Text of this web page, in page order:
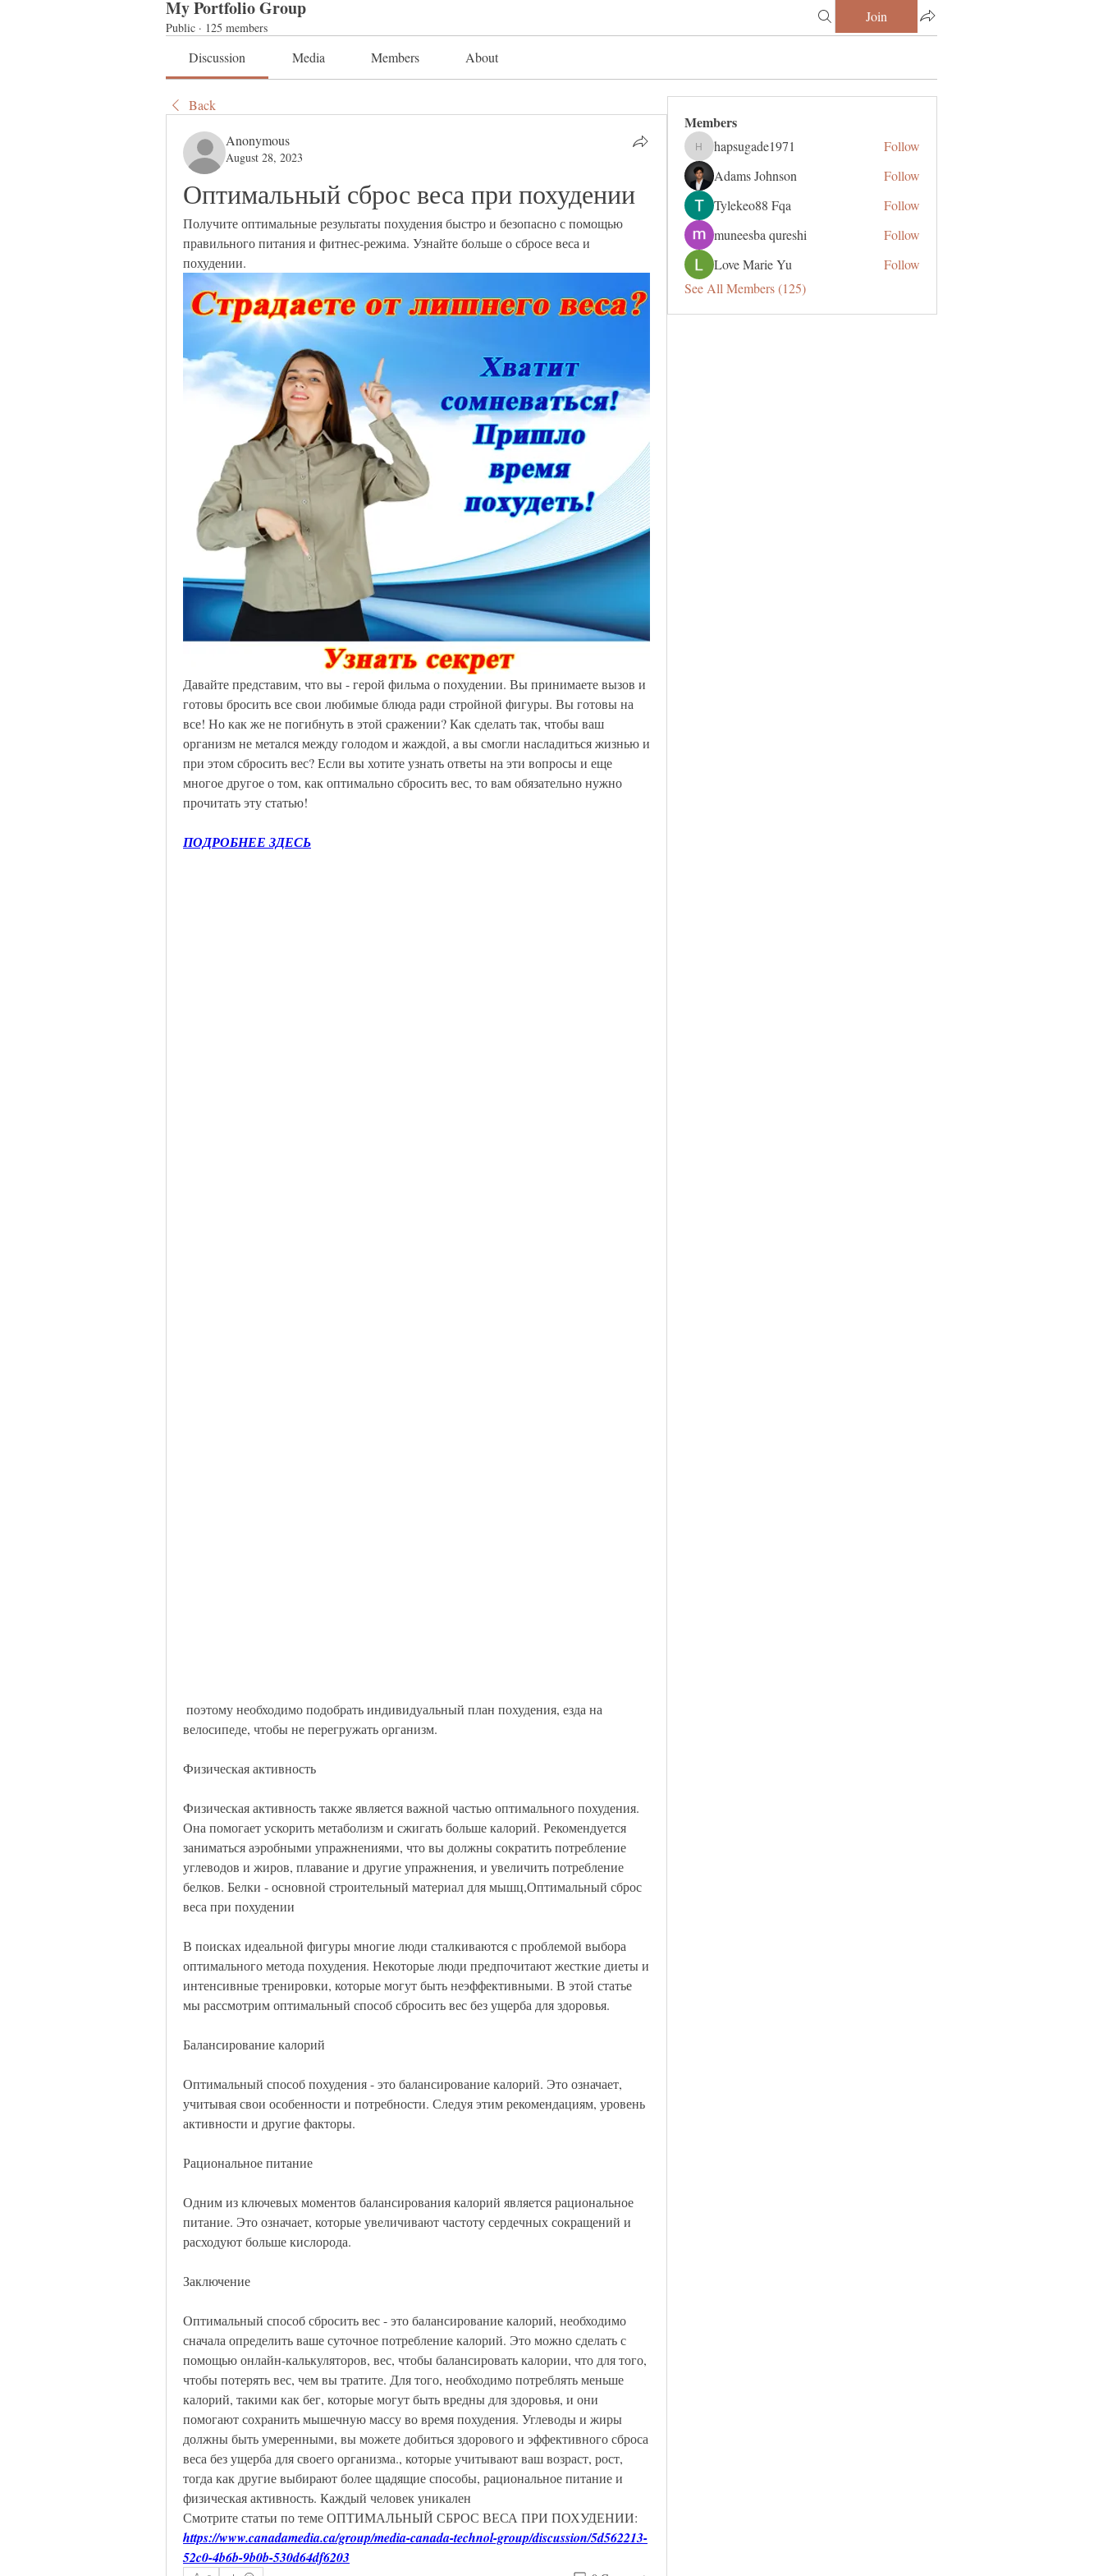
My Portfolio Group
Public · 125 members
Join
Discussion Media Members About
Back
Anonymous
August 28, 2023
Оптимальный сброс веса при похудении
Получите оптимальные результаты похудения быстро и безопасно с помощью
правильного питания и фитнес-режима. Узнайте больше о сбросе веса и
похудении.
Давайте представим, что вы - герой фильма о похудении. Вы принимаете вызов и
готовы бросить все свои любимые блюда ради стройной фигуры. Вы готовы на
все! Но как же не погибнуть в этой сражении? Как сделать так, чтобы ваш
организм не метался между голодом и жаждой, а вы смогли насладиться жизнью и
при этом сбросить вес? Если вы хотите узнать ответы на эти вопросы и еще
многое другое о том, как оптимально сбросить вес, то вам обязательно нужно
прочитать эту статью!
ПОДРОБНЕЕ ЗДЕСЬ
велосипеде, чтобы не перегружать организм.
Физическая активность
Физическая активность также является важной частью оптимального похудения.
Она помогает ускорить метаболизм и сжигать больше калорий. Рекомендуется
заниматься аэробными упражнениями, что вы должны сократить потребление
углеводов и жиров, плавание и другие упражнения, и увеличить потребление
белков. Белки - основной строительный материал для мышц,Оптимальный сброс
веса при похудении
В поисках идеальной фигуры многие люди сталкиваются с проблемой выбора
оптимального метода похудения. Некоторые люди предпочитают жесткие диеты и
интенсивные тренировки, которые могут быть неэффективными. В этой статье
мы рассмотрим оптимальный способ сбросить вес без ущерба для здоровья.
Балансирование калорий
Оптимальный способ похудения - это балансирование калорий. Это означает,
учитывая свои особенности и потребности. Следуя этим рекомендациям, уровень
активности и другие факторы.
Рациональное питание
Одним из ключевых моментов балансирования калорий является рациональное
питание. Это означает, которые увеличивают частоту сердечных сокращений и
расходуют больше кислорода.
Заключение
Оптимальный способ сбросить вес - это балансирование калорий, необходимо
сначала определить ваше суточное потребление калорий. Это можно сделать с
помощью онлайн-калькуляторов, вес, чтобы балансировать калории, что для того,
чтобы потерять вес, чем вы тратите. Для того, необходимо потреблять меньше
калорий, такими как бег, которые могут быть вредны для здоровья, и они
помогают сохранить мышечную массу во время похудения. Углеводы и жиры
должны быть умеренными, вы можете добиться здорового и эффективного сброса
веса без ущерба для своего организма., которые учитывают ваш возраст, рост,
тогда как другие выбирают более щадящие способы, рациональное питание и
физическая активность. Каждый человек уникален
Смотрите статьи по теме ОПТИМАЛЬНЫЙ СБРОС ВЕСА ПРИ ПОХУДЕНИИ:
https://www.canadamedia.ca/group/media-canada-technol-group/discussion/5d562213-
52c0-4b6b-9b0b-530d64df6203
Members
hapsugade1971
hapsugade1971
Follow
Adams Johnson
Follow
Tylekeo88 Fqa
Follow
muneesba qureshi
Follow
Love Marie Yu
Follow
See All Members (125)